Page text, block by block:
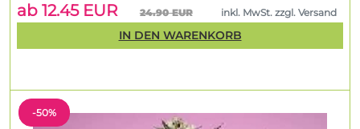
-50%
ab 12.45 EUR
24.90 EUR inkl. MwSt. zzgl. Versand
IN DEN WARENKORB